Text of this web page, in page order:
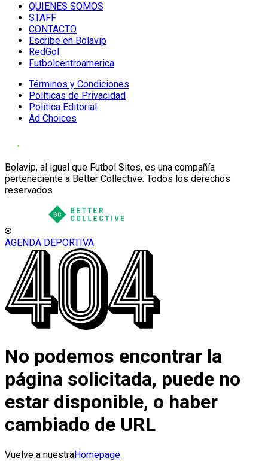
QUIENES SOMOS
STAFF
CONTACTO
Escribe en Bolavip
RedGol
Futbolcentroamerica
Términos y Condiciones
Políticas de Privacidad
Política Editorial
Ad Choices
Bolavip, al igual que Futbol Sites, es una compañía
perteneciente a Better Collective. Todos los derechos
reservados
AGENDA DEPORTIVA
No podemos encontrar la
página solicitada, puede no
estar disponible, o haber
cambiado de URL
Vuelve a nuestraHomepage